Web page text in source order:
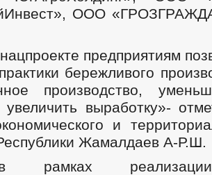
ООО
предприятиям
бережливого
производство,
выработку»-
и
Жамалдаев А-Р.Ш.
реализации